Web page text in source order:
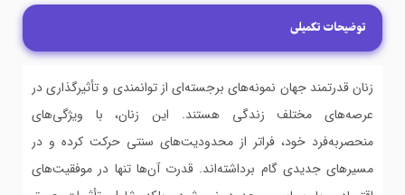
توضیحات تکمیلی
زنان قدرتمند جهان نمونه‌های برجسته‌ای از توانمندی و تأثیرگذاری در
عرصه‌های مختلف زندگی هستند. این زنان، با ویژگی‌های
منحصربه‌فرد خود، فراتر از محدودیت‌های سنتی حرکت کرده و در
مسیرهای جدیدی گام برداشته‌اند. قدرت آن‌ها تنها در موفقیت‌های